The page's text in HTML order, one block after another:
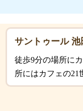
サントゥール
徒歩9分の場所に
所にはカフェの21